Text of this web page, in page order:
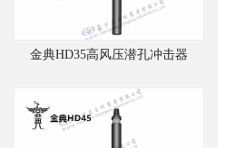
金典HD35高风压潜孔冲击器